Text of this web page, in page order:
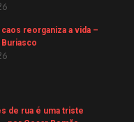
caos reorganiza a vida –
de rua é uma triste